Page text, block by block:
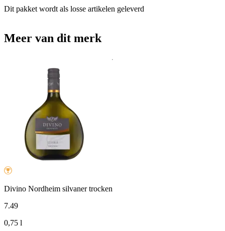
Dit pakket wordt als losse artikelen geleverd
Meer van dit merk
Divino Nordheim silvaner trocken
7.49
0,75 l